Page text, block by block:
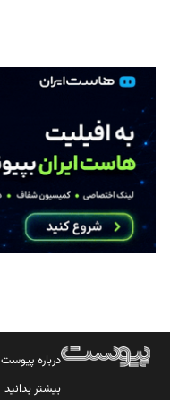
درباره پیوست
بیشتر بدانید